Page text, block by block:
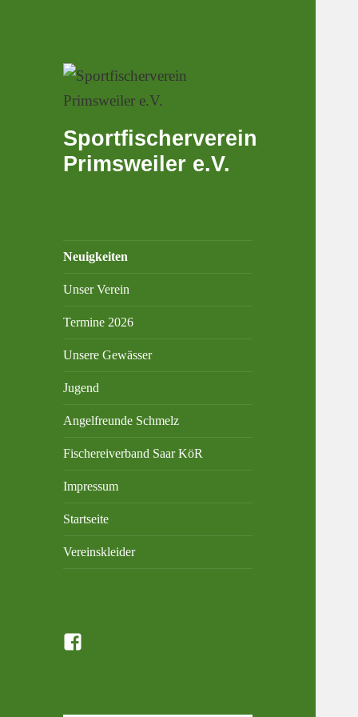
Sportfischerverein
Primsweiler e.V.
Neuigkeiten
Unser Verein
Termine 2026
Unsere Gewässer
Jugend
Angelfreunde Schmelz
Fischereiverband Saar KöR
Impressum
Startseite
Vereinskleider
Facebook